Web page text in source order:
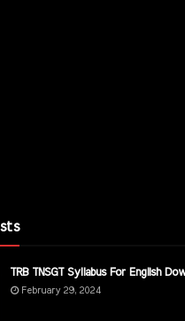
TRB TNSGT Syllabus For English
February 29, 2024